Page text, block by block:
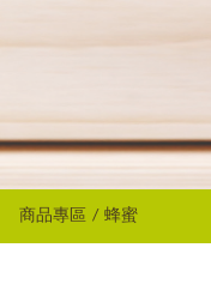
商品專區 蜂蜜